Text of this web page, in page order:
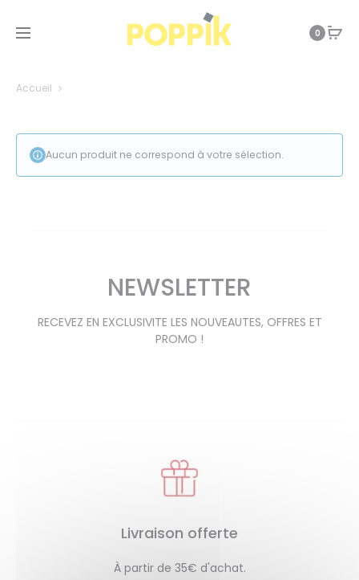
0
Accueil
Aucun produit ne correspond à votre sélection.
NEWSLETTER
RECEVEZ EN EXCLUSIVITE LES NOUVEAUTES, OFFRES ET
PROMO !
Livraison offerte
À partir de 35€ d'achat.